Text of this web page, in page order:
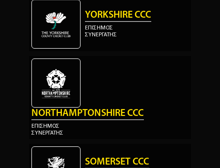
YORKSHIRE CCC
ΕΠΙΣΗΜΟΣ
ΣΥΝΕΡΓΑΤΗΣ
NORTHAMPTONSHIRE CCC
ΕΠΙΣΗΜΟΣ
ΣΥΝΕΡΓΑΤΗΣ
SOMERSET CCC